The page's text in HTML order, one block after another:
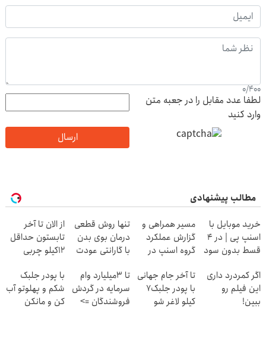
0/400
لطفا عدد مقابل را در جعبه متن
وارد کنید
ارسال
مطالب پیشنهادی
خرید موبایل با
اسنپ پی | در ۴
قسط بدون سود
مسیر همراهی و
گزارش عملکرد
گروه اسنپ در
تنها روش قطعی
درمان بوی بدن
با گارانتی عودت
ببین
از الان تا آخر
تابستون حداقل
12کیلو چربی
اگر کمردرد داری
این فیلم رو
ببین!
تا آخر جام جهانی
با پودر جلبک7
کیلو لاغر شو
تا 3میلیارد وام
سرمایه در گردش
فروشندگان =>
با پودر جلبک
شکم و پهلوتو آب
کن و مانکن